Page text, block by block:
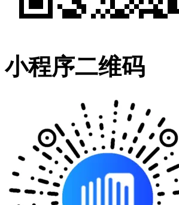
小程序二维码